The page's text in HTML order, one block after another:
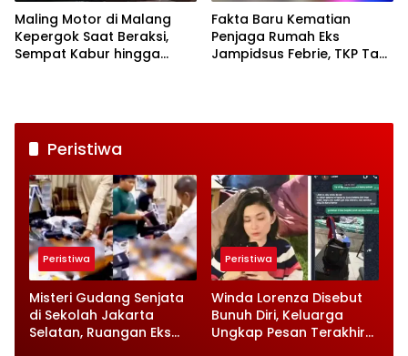
Maling Motor di Malang
Kepergok Saat Beraksi,
Sempat Kabur hingga
Fakta Baru Kematian
Penjaga Rumah Eks
Jampidsus Febrie, TKP Tak
Peristiwa
Peristiwa
Misteri Gudang Senjata
di Sekolah Jakarta
Selatan, Ruangan Eks
Peristiwa
Winda Lorenza Disebut
Bunuh Diri, Keluarga
Ungkap Pesan Terakhir